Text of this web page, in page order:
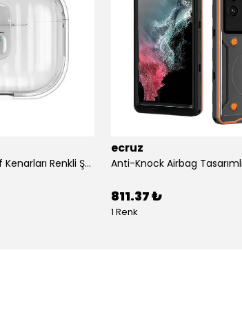
Airpods 4 Uyumlu Kılıf Kenarları Renkli Şeffaf Dilimli Silikon Ecruz Airbag 40 Uyumlu Kılıf
ecruz
811.37 ₺
1 Renk